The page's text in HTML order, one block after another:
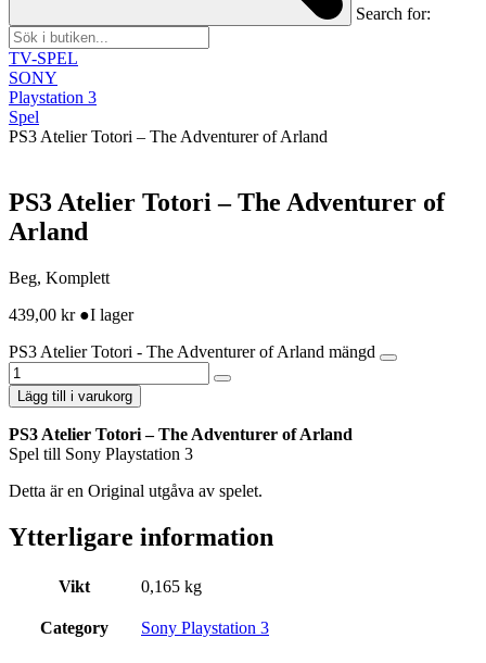
Search for:
TV-SPEL
SONY
Playstation 3
Spel
PS3 Atelier Totori – The Adventurer of Arland
PS3 Atelier Totori – The Adventurer of
Arland
Beg, Komplett
439,00 kr ●I lager
PS3 Atelier Totori - The Adventurer of Arland mängd
Lägg till i varukorg
PS3 Atelier Totori – The Adventurer of Arland
Spel till Sony Playstation 3
Detta är en Original utgåva av spelet.
Ytterligare information
Vikt 0,165 kg
Category Sony Playstation 3